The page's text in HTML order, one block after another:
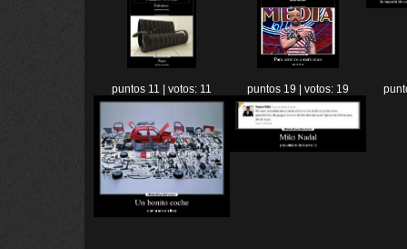
puntos 11 | votos: 11 puntos 19 | votos: 19